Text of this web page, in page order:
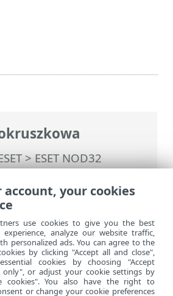
>ESET NOD32
zaawansowane>
internetową dla
account, your cookies
use cookies to give you the best
analyze our website traffic,
personalized ads. You can agree to the
by clicking "Accept all and close",
cookies by choosing "Accept
only", or adjust your cookie settings by
cookies". You also have the right to
or change your cookie preferences